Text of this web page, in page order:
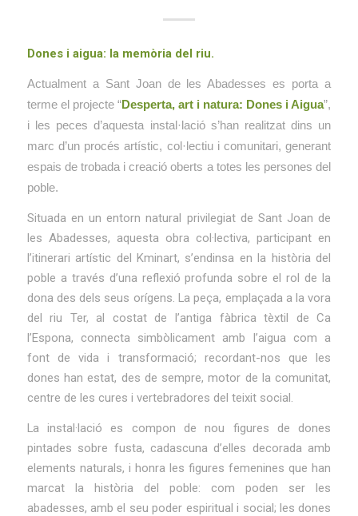
Dones i aigua: la memòria del riu.
Actualment a Sant Joan de les Abadesses es porta a
terme el projecte “Desperta, art i natura: Dones i Aigua”,
i les peces d’aquesta instal·lació s’han realitzat dins un
marc d’un procés artístic, col·lectiu i comunitari, generant
espais de trobada i creació oberts a totes les persones del
poble.
Situada en un entorn natural privilegiat de Sant Joan de
les Abadesses, aquesta obra col·lectiva, participant en
l’itinerari artístic del Kminart, s’endinsa en la història del
poble a través d’una reflexió profunda sobre el rol de la
dona des dels seus orígens. La peça, emplaçada a la vora
del riu Ter, al costat de l’antiga fàbrica tèxtil de Ca
l’Espona, connecta simbòlicament amb l’aigua com a
font de vida i transformació; recordant-nos que les
dones han estat, des de sempre, motor de la comunitat,
centre de les cures i vertebradores del teixit social.
La instal·lació es compon de nou figures de dones
pintades sobre fusta, cadascuna d’elles decorada amb
elements naturals, i honra les figures femenines que han
marcat la història del poble: com poden ser les
abadesses, amb el seu poder espiritual i social; les dones